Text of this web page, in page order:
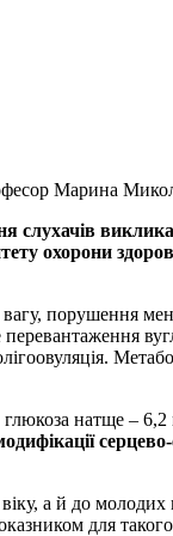
Марина
слухачів
охорони
вагу, порушення
глюкоза натще –
а й до молодих
для такого